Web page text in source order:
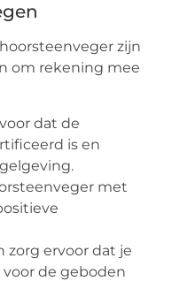
zijn
om rekening mee
dat de
is en
met
zorg ervoor dat je
de geboden